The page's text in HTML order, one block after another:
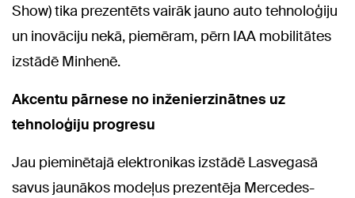
Show) tika prezentēts vairāk jauno auto tehnoloģiju
un inovāciju nekā, piemēram, pērn IAA mobilitātes
izstādē Minhenē.
Akcentu pārnese no inženierzinātnes uz
tehnoloģiju progresu
Jau pieminētajā elektronikas izstādē Lasvegasā
savus jaunākos modeļus prezentēja Mercedes-